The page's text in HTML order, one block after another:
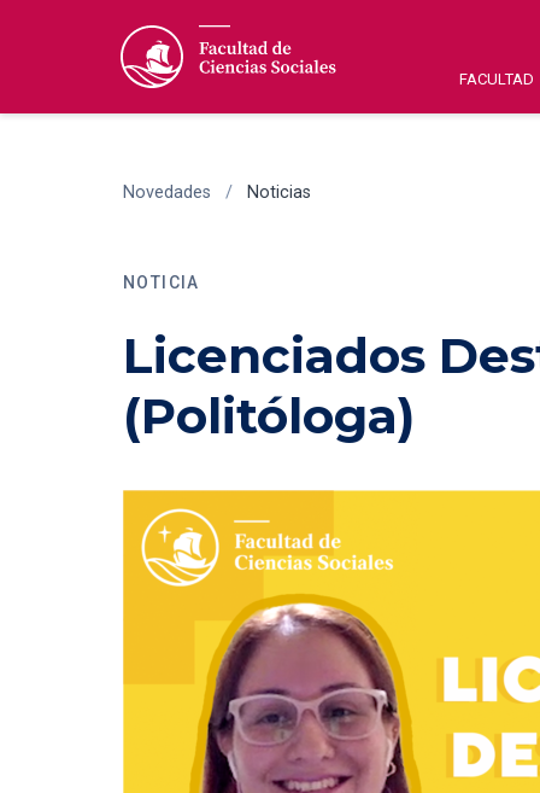
FACULTAD
Novedades / Noticias
NOTICIA
Licenciados
(Politóloga)